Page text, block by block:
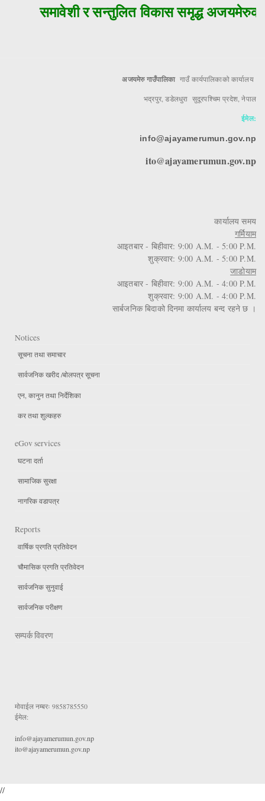
समावेशी र सन्तुलित विकास समृद्ध अजयमेरुको
अजयमेरु गाउँपालिका गाउँ कार्यपालिकाको कार्यालय
भद्रपुर, डडेलधुरा सुदूरपश्चिम प्रदेश, नेपाल
ईमेल:
info@ajayamerumun.gov.np
ito@ajayamerumun.gov.np
कार्यालय समय
गर्मियाम
आइतबार - बिहीवार: 9:00 A.M. - 5:00 P.M.
शुक्रवार: 9:00 A.M. - 5:00 P.M.
जाडोयाम
आइतबार - बिहीवार: 9:00 A.M. - 4:00 P.M.
शुक्रवार: 9:00 A.M. - 4:00 P.M.
सार्बजनिक बिदाको दिनमा कार्यालय बन्द रहने छ ।
Notices
सूचना तथा समाचार
सार्वजनिक खरीद /बोलपत्र सूचना
एन, कानुन तथा निर्देशिका
कर तथा शुल्कहरु
eGov services
घटना दर्ता
सामाजिक सुरक्षा
नागरिक वडापत्र
Reports
वार्षिक प्रगति प्रतिवेदन
चौमासिक प्रगति प्रतिवेदन
सार्वजनिक सुनुवाई
सार्वजनिक परीक्षण
सम्पर्क विवरण
मोवाईल नम्बरः 9858785550
ईमेल:
info@ajayamerumun.gov.np
ito@ajayamerumun.gov.np
//